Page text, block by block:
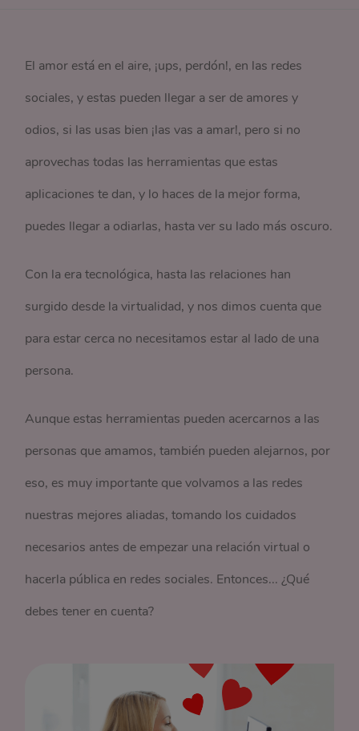
El amor está en el aire, ¡ups, perdón!, en las redes
sociales, y estas pueden llegar a ser de amores y
odios, si las usas bien ¡las vas a amar!, pero si no
aprovechas todas las herramientas que estas
aplicaciones te dan, y lo haces de la mejor forma,
puedes llegar a odiarlas, hasta ver su lado más oscuro.
Con la era tecnológica, hasta las relaciones han
surgido desde la virtualidad, y nos dimos cuenta que
para estar cerca no necesitamos estar al lado de una
persona.
Aunque estas herramientas pueden acercarnos a las
personas que amamos, también pueden alejarnos, por
eso, es muy importante que volvamos a las redes
nuestras mejores aliadas, tomando los cuidados
necesarios antes de empezar una relación virtual o
hacerla pública en redes sociales. Entonces... ¿Qué
debes tener en cuenta?